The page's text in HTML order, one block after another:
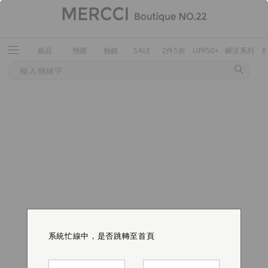
新品 預購 熱銷 SALE 2件5折 UPF50+ 瞬涼系列
系統忙線中，是否跳轉至首頁
系統忙線中，是否跳轉至首頁
系統忙線中，是否跳轉至首頁
系統忙線中，是否跳轉至首頁
系統忙線中，是否跳轉至首頁